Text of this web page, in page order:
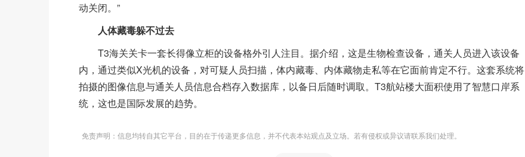
动关闭。”
人体藏毒躲不过去
T3海关关卡一套长得像立柜的设备格外引人注目。据介绍，这是生物检查设备，通关人员进入该设备
内，通过类似X光机的设备，对可疑人员扫描，体内藏毒、内体藏物走私等在它面前肯定不行。这套系统将
拍摄的图像信息与通关人员信息合档存入数据库，以备日后随时调取。T3航站楼大面积使用了智慧口岸系
统，这也是国际发展的趋势。
免责声明：信息均转自其它平台，目的在于传递更多信息，并不代表本站观点及立场。若有侵权或异议请联系我们处理。